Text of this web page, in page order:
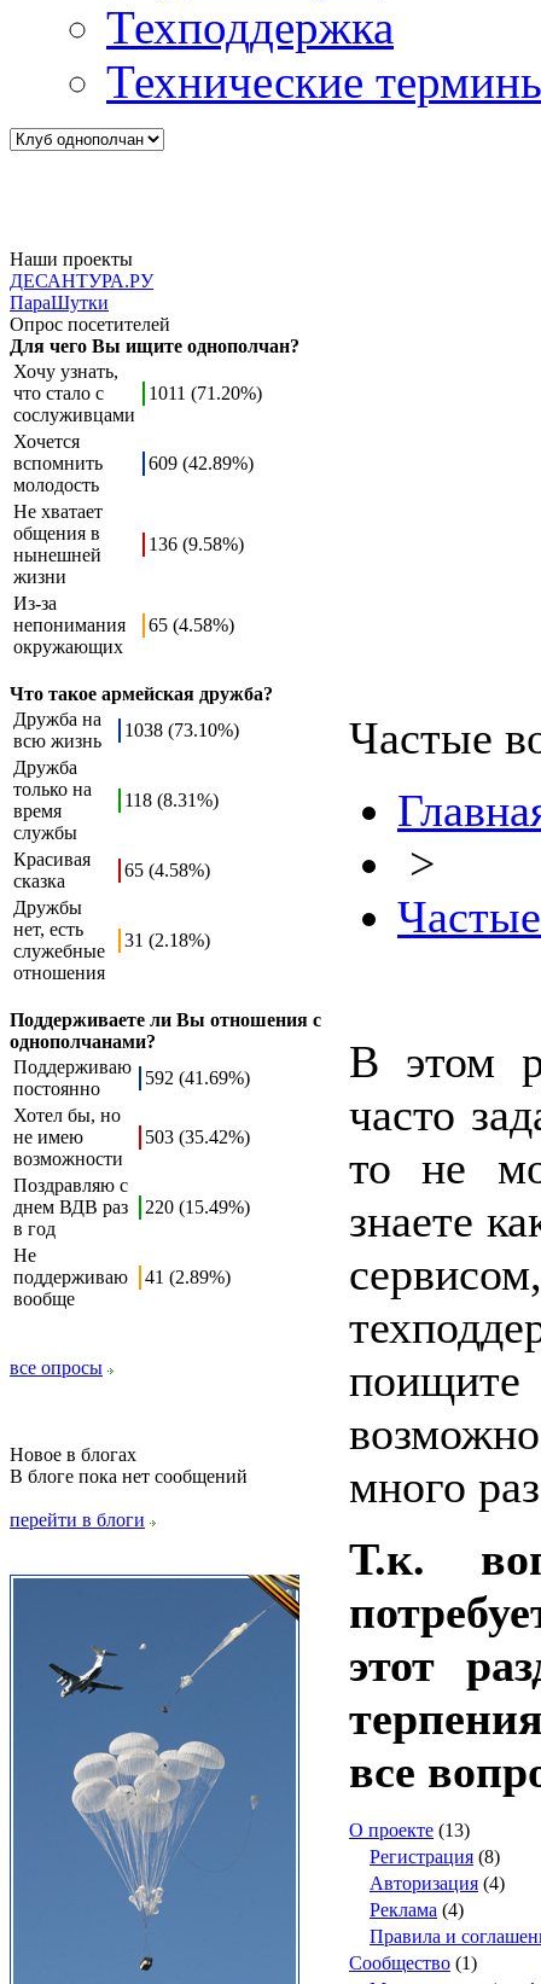
Техподдержка
Технические
Наши проекты
ДЕСАНТУРА.РУ
ПараШутки
Опрос посетителей
Для чего Вы ищите однополчан?
Хочу узнать,
что стало с
сослуживцами
1011 (71.20%)
Хочется
вспомнить
молодость
609 (42.89%)
Не хватает
общения в
нынешней
жизни
136 (9.58%)
Из-за
непонимания
окружающих
65 (4.58%)
Что такое армейская дружба?
Дружба на
всю жизнь
1038 (73.10%)
Дружба
только на
время
службы
118 (8.31%)
Красивая
сказка
65 (4.58%)
Дружбы
нет, есть
служебные
отношения
31 (2.18%)
Поддерживаете ли Вы отношения с
однополчанами?
Поддерживаю
постоянно
592 (41.69%)
Хотел бы, но
не имею
возможности
503 (35.42%)
Поздравляю с
днем ВДВ раз
в год
220 (15.49%)
Не
поддерживаю
вообще
41 (2.89%)
все опросы
Новое в блогах
В блоге пока нет сообщений
перейти в блоги
Частые
>
В этом
часто
то не
знаете
поищите
много
Т.к.
этот
все
О проекте (13)
Регистрация (8)
Авторизация (4)
Реклама (4)
Правила и
Сообщество (1)